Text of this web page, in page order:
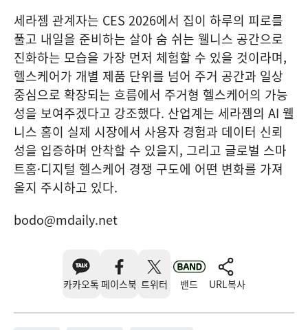
세라젬 관계자는 CES 2026에서 집이 하루의 피로를
풀고 내일을 준비하는 살아 숨 쉬는 웰니스 공간으로
진화하는 모습을 가장 먼저 체험할 수 있을 것이라며,
헬스케어가 개별 제품 단위를 넘어 주거 공간과 일상
중심으로 확장되는 흐름에서 주거형 헬스케어의 가능
성을 보여주겠다고 강조했다. 산업계는 세라젬의 AI 웰
니스 홈이 실제 시장에서 사용자 경험과 데이터 신뢰
성을 입증하며 안착할 수 있을지, 그리고 글로벌 스마
트홈·디지털 헬스케어 경쟁 구도에 어떤 변화를 가져
올지 주시하고 있다.
bodo@mdaily.net
카카오톡 페이스북 트위터 밴드 URL복사